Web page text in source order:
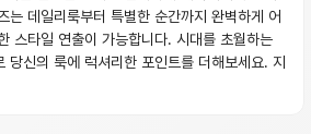
데일리룩부터 특별한 순간까지 완벽하게 어
스타일 연출이 가능합니다. 시대를 초월하는
신의 룩에 럭셔리한 포인트를 더해보세요. 지